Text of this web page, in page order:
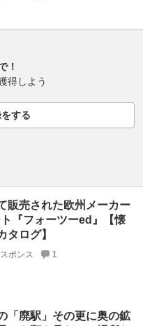
！
得しよう
する
販売された欧州メーカー
『フォーツーed』【懐
タログ】
ポンス 1
「廃駅」その更に奥の鉱